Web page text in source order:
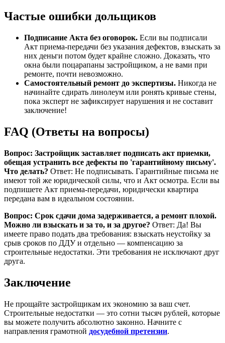
Частые ошибки дольщиков
Подписание Акта без оговорок. Если вы подписали
Акт приема-передачи без указания дефектов, взыскать за
них деньги потом будет крайне сложно. Доказать, что
окна были поцарапаны застройщиком, а не вами при
ремонте, почти невозможно.
Самостоятельный ремонт до экспертизы. Никогда не
начинайте сдирать линолеум или ронять кривые стены,
пока эксперт не зафиксирует нарушения и не составит
заключение!
FAQ (Ответы на вопросы)
Вопрос: Застройщик заставляет подписать акт приемки,
обещая устранить все дефекты по 'гарантийному письму'.
Что делать? Ответ: Не подписывать. Гарантийные письма не
имеют той же юридической силы, что и Акт осмотра. Если вы
подпишете Акт приема-передачи, юридически квартира
передана вам в идеальном состоянии.
Вопрос: Срок сдачи дома задерживается, а ремонт плохой.
Можно ли взыскать и за то, и за другое? Ответ: Да! Вы
имеете право подать два требования: взыскать неустойку за
срыв сроков по ДДУ и отдельно — компенсацию за
строительные недостатки. Эти требования не исключают друг
друга.
Заключение
Не прощайте застройщикам их экономию за ваш счет.
Строительные недостатки — это сотни тысяч рублей, которые
вы можете получить абсолютно законно. Начните с
направления грамотной досудебной претензии.